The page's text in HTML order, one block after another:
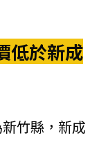
低於新成
竹縣，新成